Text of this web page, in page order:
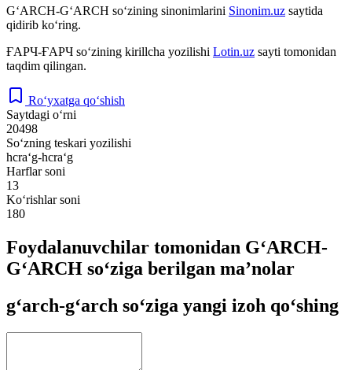
G‘ARCH-G‘ARCH so‘zining sinonimlarini Sinonim.uz saytida
qidirib ko‘ring.
ҒАРЧ-ҒАРЧ so‘zining kirillcha yozilishi Lotin.uz sayti tomonidan
taqdim qilingan.
Ro‘yxatga qo‘shish
Saytdagi o‘rni
20498
So‘zning teskari yozilishi
hcra‘g-hcra‘g
Harflar soni
13
Ko‘rishlar soni
180
Foydalanuvchilar tomonidan G‘ARCH-
G‘ARCH so‘ziga berilgan ma’nolar
g‘arch-g‘arch so‘ziga yangi izoh qo‘shing